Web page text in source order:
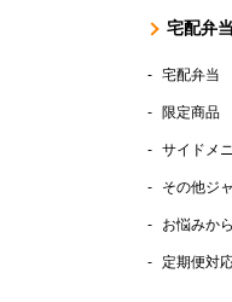
宅配弁
宅配弁当
限定商品
サイドメ
その他ジ
お悩みか
定期便対